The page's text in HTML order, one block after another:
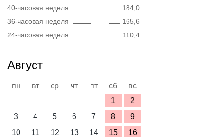
40-часовая неделя
184,0
36-часовая неделя
165,6
24-часовая неделя
110,4
Август
пн вт ср чт пт сб
вс
1
2
3
4 5 6 7 8
9
10
11 12 13 14 15
16